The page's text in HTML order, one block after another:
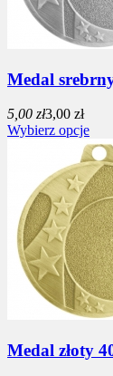
Medal
5,00 zł3,00 zł
Wybierz opcje
Medal złoty